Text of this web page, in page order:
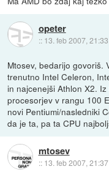
opeter
:: 13. feb 2007, 21:33
Mtosev, bedarijo govoriš.
trenutno Intel Celeron,
in najcenejši Athlon X2.
procesorjev v rangu 100
novi Pentiumi/nasledniki
da je ta, pa ta CPU
mtosev
:: 13. feb 2007, 21:37